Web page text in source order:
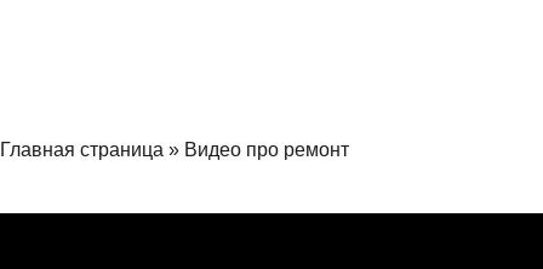
Главная страница » Видео про ремонт